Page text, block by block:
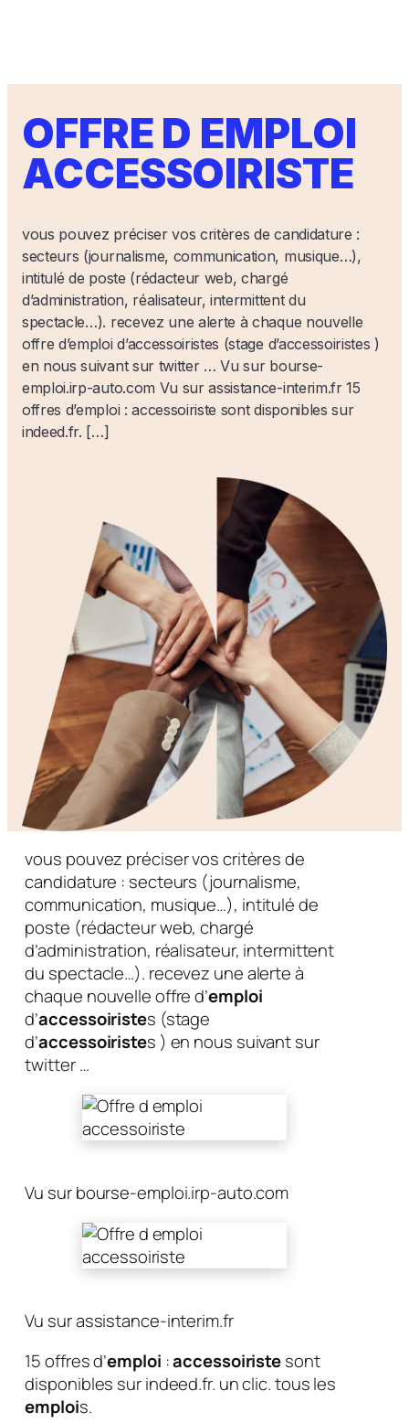
OFFRE D EMPLOI
ACCESSOIRISTE
vous pouvez préciser vos critères de candidature :
secteurs (journalisme, communication, musique…),
intitulé de poste (rédacteur web, chargé
d’administration, réalisateur, intermittent du
spectacle…). recevez une alerte à chaque nouvelle
offre d’emploi d’accessoiristes (stage d’accessoiristes )
en nous suivant sur twitter … Vu sur bourse-
emploi.irp-auto.com Vu sur assistance-interim.fr 15
offres d’emploi : accessoiriste sont disponibles sur
indeed.fr. […]
vous pouvez préciser vos critères de
candidature : secteurs (journalisme,
communication, musique…), intitulé de
poste (rédacteur web, chargé
d’administration, réalisateur, intermittent
du spectacle…). recevez une alerte à
chaque nouvelle offre d’emploi
d’accessoiristes (stage
d’accessoiristes ) en nous suivant sur
twitter …
Vu sur bourse-emploi.irp-auto.com
Vu sur assistance-interim.fr
15 offres d’emploi :accessoiristesont
disponibles sur indeed.fr. un clic. tous les
emplois.